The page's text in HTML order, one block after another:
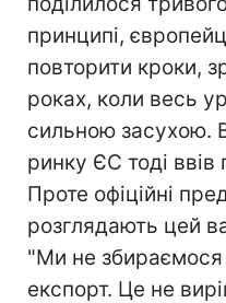
принципі,
повторити кроки,
роках, коли весь
сильною засухою.
ринку ЄС тоді ввів
Проте офіційні
розглядають цей
"Ми не збираємося
експорт. Це не